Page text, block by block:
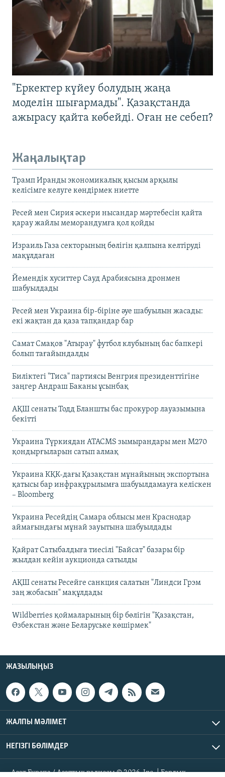
"Еркектер күйеу болудың жаңа
моделін шығармады". Қазақстанда
ажырасу қайта көбейді. Оған не себеп?
Жаңалықтар
Трамп Иранды экономикалық қысым арқылы
келісімге келуге көндірмек ниетте
Ресей мен Сирия әскери нысандар мәртебесін қайта
қарау жайлы меморандумға қол қойды
Израиль Газа секторының бөлігін қалпына келтіруді
мақұлдаған
Йемендік хуситтер Сауд Арабиясына дронмен
шабуылдады
Ресей мен Украина бір-біріне әуе шабуылын жасады:
екі жақтан да қаза тапқандар бар
Самат Смақов "Атырау" футбол клубының бас бапкері
болып тағайындалды
Биліктегі "Тиса" партиясы Венгрия президенттігіне
заңгер Андраш Баканы ұсынбақ
АҚШ сенаты Тодд Бланшты бас прокурор лауазымына
бекітті
Украина Түркиядан ATACMS зымырандары мен M270
қондырғыларын сатып алмақ
Украина КҚК-дағы Қазақстан мұнайының экспортына
қатысы бар инфрақұрылымға шабуылдамауға келіскен
– Bloomberg
Украина Ресейдің Самара облысы мен Краснодар
аймағындағы мұнай зауытына шабуылдады
Қайрат Сатыбалдыға тиесілі "Байсат" базары бір
жылдан кейін аукционда сатылды
АҚШ сенаты Ресейге санкция салатын "Линдси Грэм
заң жобасын" мақұлдады
Wildberries қоймаларының бір бөлігін "Қазақстан,
Өзбекстан және Беларуське көшірмек"
ЖАЗЫЛЫҢЫЗ
ЖАЛПЫ МӘЛІМЕТ
НЕГІЗГІ БӨЛІМДЕР
Азат Еуропа / Азаттық радиосы © 2026, Inc. | Барлық